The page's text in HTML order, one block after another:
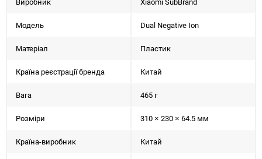
Модель Dual Negative Ion
Матеріал Пластик
Країна реєстрації бренда Китай
Вага 465 г
Розміри 310 × 230 × 64.5 мм
Країна-виробник Китай